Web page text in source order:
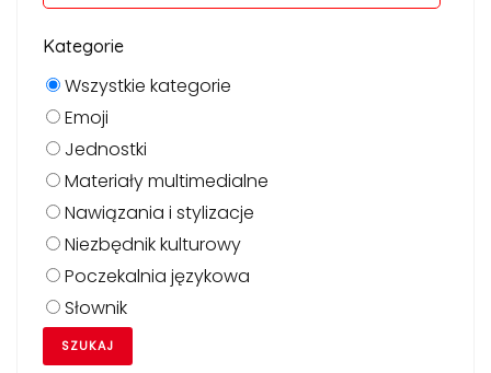
Kategorie
Wszystkie kategorie
Emoji
Jednostki
Materiały multimedialne
Nawiązania i stylizacje
Niezbędnik kulturowy
Poczekalnia językowa
Słownik